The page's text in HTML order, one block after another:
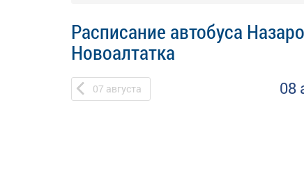
Расписание автобуса
Новоалтатка
07 августа 08